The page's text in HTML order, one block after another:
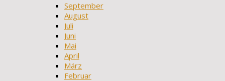
September
August
Juli
Juni
Mai
April
März
Februar